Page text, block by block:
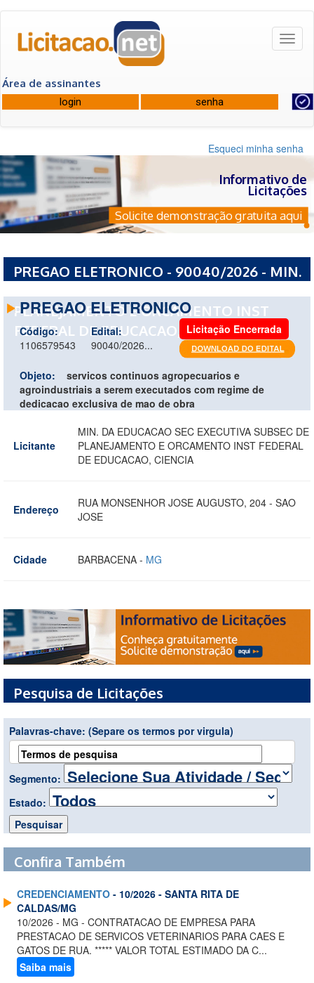
Área de assinantes
Esqueci minha senha
Informativo de
Licitações
Solicite demonstração gratuita aqui
PREGAO ELETRONICO - 90040/2026 - MIN.
PLANEJAMENTO E ORCAMENTO INST
FEDERAL DE EDUCACAO, CIENCIA
PREGAO ELETRONICO
Código:
1106579543
Edital:
90040/2026...
Licitação Encerrada
Objeto:
servicos continuos agropecuarios e
agroindustriais a serem executados com regime de
dedicacao exclusiva de mao de obra
Licitante
MIN. DA EDUCACAO SEC EXECUTIVA SUBSEC DE
PLANEJAMENTO E ORCAMENTO INST FEDERAL
DE EDUCACAO, CIENCIA
Endereço
RUA MONSENHOR JOSE AUGUSTO, 204 - SAO
JOSE
Cidade BARBACENA - MG
Pesquisa de Licitações
Palavras-chave: (Separe os termos por virgula)
Segmento:
Estado:
Confira Também
CREDENCIAMENTO - 10/2026 - SANTA RITA DE
CALDAS/MG
10/2026 - MG - CONTRATACAO DE EMPRESA PARA
PRESTACAO DE SERVICOS VETERINARIOS PARA CAES E
GATOS DE RUA. ***** VALOR TOTAL ESTIMADO DA C...
Saiba mais